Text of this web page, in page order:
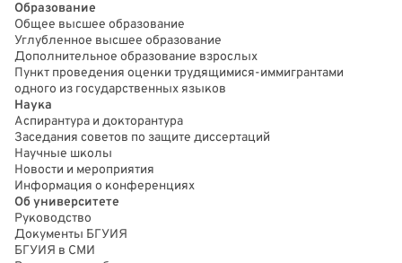
Образование
Общее высшее образование
Углубленное высшее образование
Дополнительное образование взрослых
Пункт проведения оценки трудящимися-иммигрантами
одного из государственных языков
Наука
Аспирантура и докторантура
Заседания советов по защите диссертаций
Научные школы
Новости и мероприятия
Информация о конференциях
Об университете
Руководство
Документы БГУИЯ
БГУИЯ в СМИ